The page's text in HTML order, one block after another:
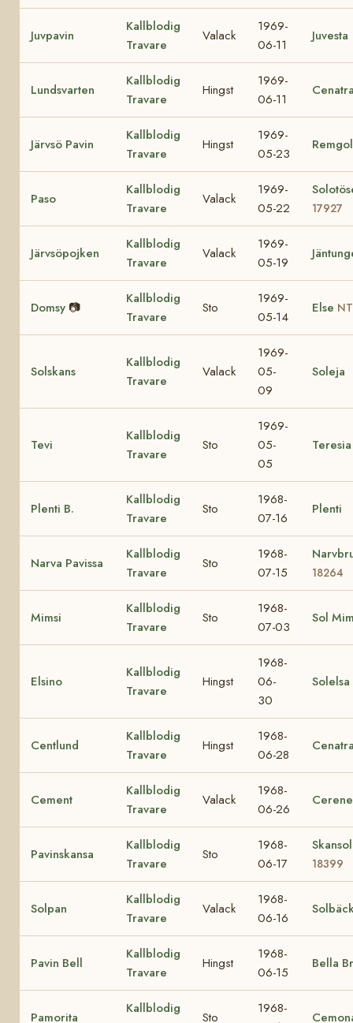
Juvpavin
Kallblodig
Travare
Valack
1969-
06-11
Juvesta
Lundsvarten
Kallblodig
Travare
Hingst
1969-
06-11
Järvsö Pavin
Kallblodig
Travare
Hingst
1969-
05-23
Paso
Kallblodig
Travare
Valack
1969-
05-22
17927
Järvsöpojken
Kallblodig
Travare
Valack
1969-
05-19
Domsy 📷
Kallblodig
Travare
Sto
1969-
05-14
Else
Solskans
Kallblodig
Travare
Valack
1969-
05-
09
Soleja
Tevi
Kallblodig
Travare
Sto
1969-
05-
05
Teresia
Plenti B.
Kallblodig
Travare
Sto
1968-
07-16
Plenti
Narva Pavissa
Kallblodig
Travare
Sto
1968-
07-15
18264
Mimsi
Kallblodig
Travare
Sto
1968-
07-03
Sol
Elsino
Kallblodig
Travare
Hingst
1968-
06-
30
Solelsa
Centlund
Kallblodig
Travare
Hingst
1968-
06-28
Cement
Kallblodig
Travare
Valack
1968-
06-26
Cerene
Pavinskansa
Kallblodig
Travare
Sto
1968-
06-17
18399
Solpan
Kallblodig
Travare
Valack
1968-
06-16
Pavin Bell
Kallblodig
Travare
Hingst
1968-
06-15
Bella
Pamorita
Kallblodig
Sto
1968-